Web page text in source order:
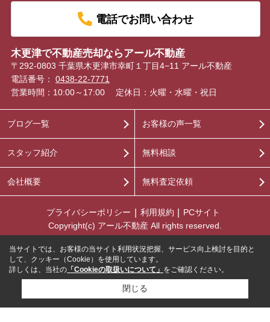
電話でお問い合わせ
木更津で不動産売却ならアール不動産
〒292-0803 千葉県木更津市幸町１丁目4−11 アール不動産
電話番号： 0438-22-7771
営業時間：10:00～17:00
定休日：火曜・水曜・祝日
ブログ一覧
スタッフ紹介
会社概要
お客様の声一覧
無料相談
無料査定依頼
プライバシーポリシー 利用規約
PCサイト
Copyright(c) アール不動産 All rights reserved.
当サイトでは、お客様の当サイト利用状況把握、サービス向上検討を目的と
して、クッキー（Cookie）を使用しています。
詳しくは、当社の 「Cookieの取扱いについて」 をご確認ください。
閉じる